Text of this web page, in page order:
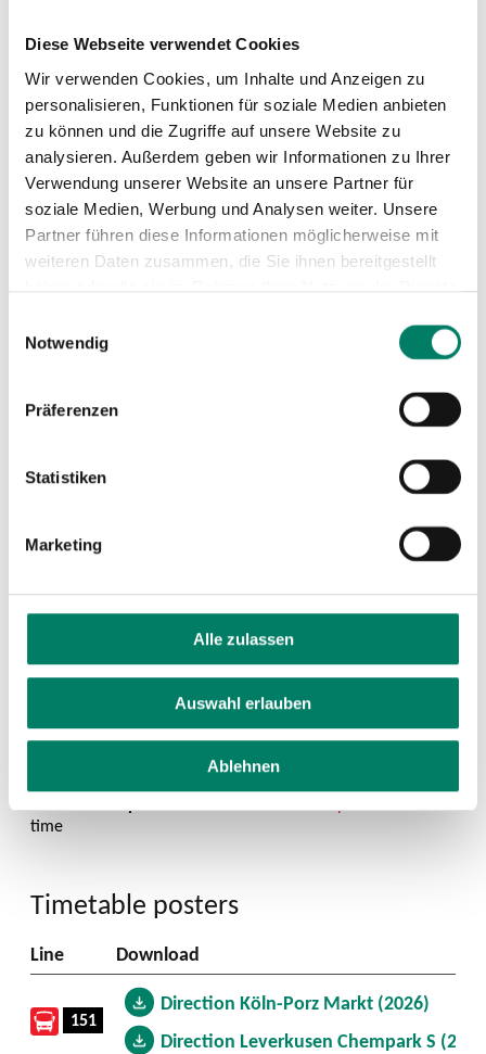
Diese Webseite verwendet Cookies
Wir verwenden Cookies, um Inhalte und Anzeigen zu
personalisieren, Funktionen für soziale Medien anbieten
zu können und die Zugriffe auf unsere Website zu
analysieren. Außerdem geben wir Informationen zu Ihrer
Verwendung unserer Website an unsere Partner für
soziale Medien, Werbung und Analysen weiter. Unsere
Partner führen diese Informationen möglicherweise mit
weiteren Daten zusammen, die Sie ihnen bereitgestellt
Notwendig
Präferenzen
Statistiken
Marketing
Alle zulassen
Auswahl erlauben
Ablehnen
Timetable posters
Line Download
151
Direction Köln-Porz Markt (2026)
Direction Leverkusen Chempark S